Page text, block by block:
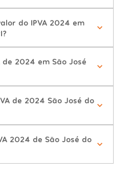
do IPVA 2024 em
de 2024 em São José
de 2024 São José do
2024 de São José do